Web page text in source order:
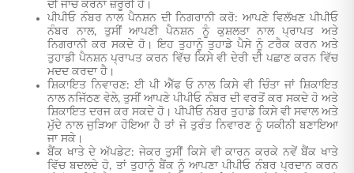
ਦੀ ਜਾਂਚ ਕਰਨਾ ਜ਼ਰੂਰੀ ਹੈ।
ਪੀਪੀਓ ਨੰਬਰ ਨਾਲ ਪੈਨਸ਼ਨ ਦੀ ਨਿਗਰਾਨੀ ਕਰੋ: ਆਪਣੇ ਵਿਲੱਖਣ ਪੀਪੀਓ
ਨੰਬਰ ਨਾਲ, ਤੁਸੀਂ ਆਪਣੀ ਪੈਨਸ਼ਨ ਨੂੰ ਕੁਸ਼ਲਤਾ ਨਾਲ ਪ੍ਰਾਪਤ ਅਤੇ
ਨਿਗਰਾਨੀ ਕਰ ਸਕਦੇ ਹੋ। ਇਹ ਤੁਹਾਨੂੰ ਤੁਹਾਡੇ ਪੈਸੇ ਨੂੰ ਟਰੈਕ ਕਰਨ ਅਤੇ
ਤੁਹਾਡੀ ਪੈਨਸ਼ਨ ਪ੍ਰਾਪਤ ਕਰਨ ਵਿੱਚ ਕਿਸੇ ਵੀ ਦੇਰੀ ਦੀ ਪਛਾਣ ਕਰਨ ਵਿੱਚ
ਮਦਦ ਕਰਦਾ ਹੈ।
ਸ਼ਿਕਾਇਤ ਨਿਵਾਰਣ: ਈ ਪੀ ਐੱਫ ਓ ਨਾਲ ਕਿਸੇ ਵੀ ਚਿੰਤਾ ਜਾਂ ਸ਼ਿਕਾਇਤ
ਨਾਲ ਨਜਿੱਠਣ ਵੇਲੇ, ਤੁਸੀਂ ਆਪਣੇ ਪੀਪੀਓ ਨੰਬਰ ਦੀ ਵਰਤੋਂ ਕਰ ਸਕਦੇ ਹੋ ਅਤੇ
ਸ਼ਿਕਾਇਤ ਦਰਜ ਕਰ ਸਕਦੇ ਹੋ। ਪੀਪੀਓ ਨੰਬਰ ਤੁਹਾਡੇ ਕਿਸੇ ਵੀ ਸਵਾਲ ਅਤੇ
ਮੁੱਦੇ ਨਾਲ ਜੁੜਿਆ ਹੋਇਆ ਹੈ ਤਾਂ ਜੋ ਤੁਰੰਤ ਨਿਵਾਰਣ ਨੂੰ ਯਕੀਨੀ ਬਣਾਇਆ
ਜਾ ਸਕੇ।
ਬੈਂਕ ਖਾਤੇ ਦੇ ਅੱਪਡੇਟ: ਜੇਕਰ ਤੁਸੀਂ ਕਿਸੇ ਵੀ ਕਾਰਨ ਕਰਕੇ ਨਵੇਂ ਬੈਂਕ ਖਾਤੇ
ਵਿੱਚ ਬਦਲਦੇ ਹੋ, ਤਾਂ ਤੁਹਾਨੂੰ ਬੈਂਕ ਨੂੰ ਆਪਣਾ ਪੀਪੀਓ ਨੰਬਰ ਪ੍ਰਦਾਨ ਕਰਨ